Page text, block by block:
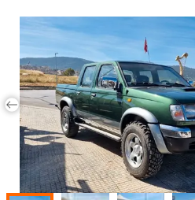
Auto Nuove
Noleggio a lungo termine
Auto d'epoca
Moto
Camper
Veicoli Commerciali